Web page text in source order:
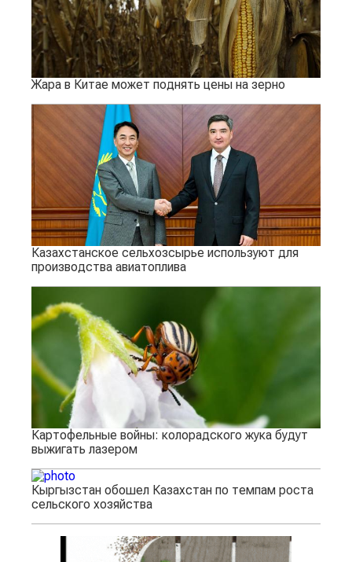
Жара в Китае может поднять цены на зерно
Казахстанское сельхозсырье используют для
производства авиатоплива
Картофельные войны: колорадского жука будут
выжигать лазером
Кыргызстан обошел Казахстан по темпам роста
сельского хозяйства